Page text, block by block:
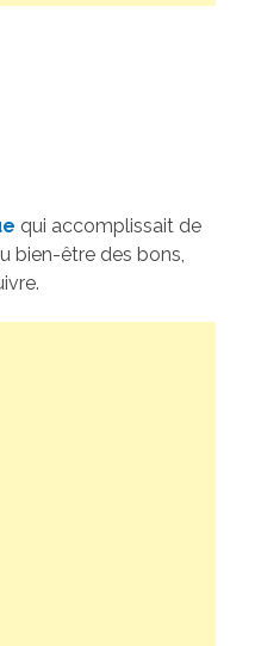
qui accomplissait de
bien-être des bons,